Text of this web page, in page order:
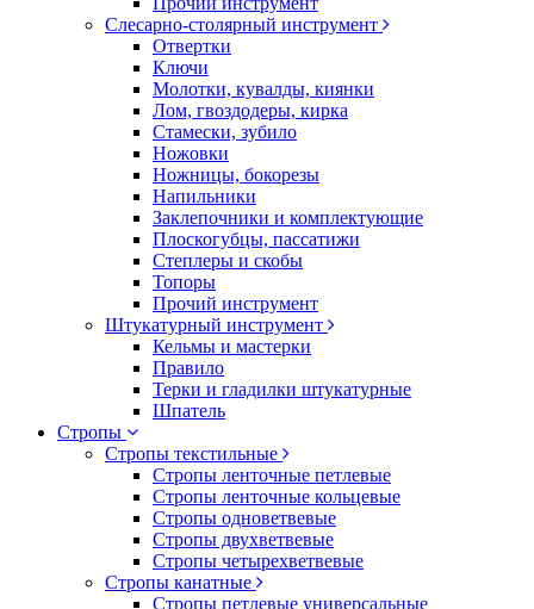
Слесарно-столярный инструмент
Отвертки
Ключи
Молотки, кувалды, киянки
Лом, гвоздодеры, кирка
Стамески, зубило
Ножовки
Ножницы, бокорезы
Напильники
Заклепочники и комплектующие
Плоскогубцы, пассатижи
Степлеры и скобы
Топоры
Прочий инструмент
Штукатурный инструмент
Кельмы и мастерки
Правило
Терки и гладилки штукатурные
Шпатель
Стропы
Стропы текстильные
Стропы ленточные петлевые
Стропы ленточные кольцевые
Стропы одноветвевые
Стропы двухветвевые
Стропы четырехветвевые
Стропы канатные
Стропы петлевые универсальные